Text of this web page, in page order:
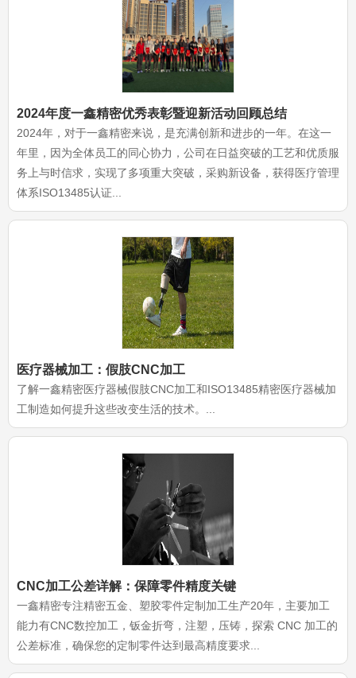
2024年度一鑫精密优秀表彰暨迎新活动回顾总结
2024年，对于一鑫精密来说，是充满创新和进步的一年。在这一
年里，因为全体员工的同心协力，公司在日益突破的工艺和优质服
务上与时信求，实现了多项重大突破，采购新设备，获得医疗管理
体系ISO13485认证...
医疗器械加工：假肢CNC加工
了解一鑫精密医疗器械假肢CNC加工和ISO13485精密医疗器械加
工制造如何提升这些改变生活的技术。...
CNC加工公差详解：保障零件精度关键
一鑫精密专注精密五金、塑胶零件定制加工生产20年，主要加工
能力有CNC数控加工，钣金折弯，注塑，压铸，探索 CNC 加工的
公差标准，确保您的定制零件达到最高精度要求...